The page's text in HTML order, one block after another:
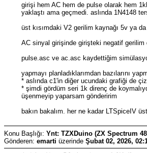
girişi hem AC hem de pulse olarak hem
yaklaştı ama geçmedi. aslında 1N4148
üst kısımdaki V2 gerilim kaynağı 5v ya
AC sinyal girişinde girişteki negatif gerilim
pulse.asc ve ac.asc kaydettiğim
yapmayı planladıklarımdan bazılarını
* aslında c1'in diğer ucundaki grafiği de
* şimdi gördüm seri 1k direnç de
üşenmeyip yaparsam gönderirim
bakın bakalım. her ne kadar LTSpiceIV
Konu Başlığı: Ynt: TZXDuino (ZX Spectrum
Gönderen: emarti üzerinde Şubat 02, 2026,